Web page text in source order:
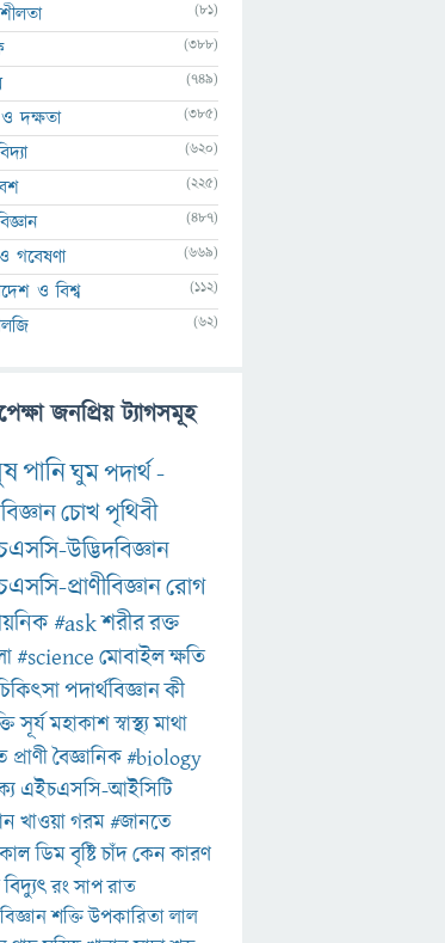
(81)
(388)
(749)
ও দক্ষতা (385)
(620)
(225)
(487)
গবেষণা (669)
ও বিশ্ব (112)
(62)
জনপ্রিয় ট্যাগসমূহ
পানিঘুমপদার্থ-
চোখপৃথিবী
উদ্ভিদবিজ্ঞান
প্রাণীবিজ্ঞানরোগ
#askশরীররক্ত
#scienceমোবাইলক্ষতি
পদার্থবিজ্ঞানকী
সূর্যমহাকাশস্বাস্থ্যমাথা
প্রাণীবৈজ্ঞানিক#biology
এইচএসসি-আইসিটি
খাওয়াগরম#জানতে
ডিমবৃষ্টিচাঁদকেনকারণ
বিদ্যুৎরংসাপরাত
শক্তিউপকারিতালাল